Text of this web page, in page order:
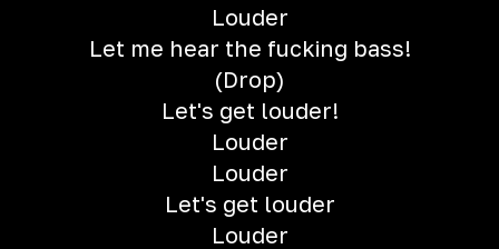
Louder
Let me hear the fucking bass!
(Drop)
Let's get louder!
Louder
Louder
Let's get louder
Louder